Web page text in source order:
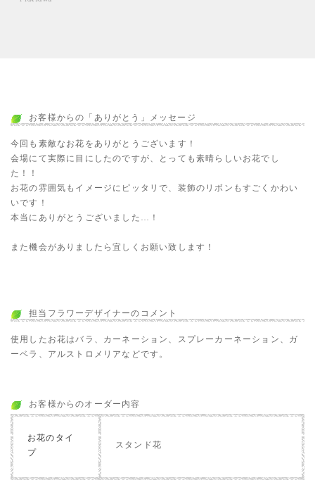
お客様からの「ありがとう」メッセージ
今回も素敵なお花をありがとうございます！
会場にて実際に目にしたのですが、とっても素晴らしいお花でし
た！！
お花の雰囲気もイメージにピッタリで、装飾のリボンもすごくかわい
いです！
本当にありがとうございました…！
また機会がありましたら宜しくお願い致します！
担当フラワーデザイナーのコメント
使用したお花はバラ、カーネーション、スプレーカーネーション、ガ
ーベラ、アルストロメリアなどです。
お客様からのオーダー内容
お花のタイ
プ
スタンド花